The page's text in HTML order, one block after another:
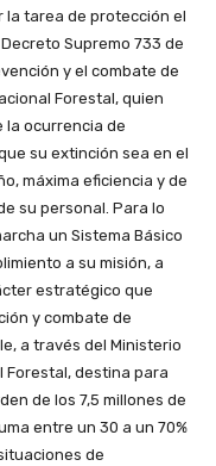
la tarea de protección el
Supremo 733 de
y el combate de
Forestal, quien
la ocurrencia de
su extinción sea en el
máxima eficiencia y de
su personal. Para lo
un Sistema Básico
a su misión, a
estratégico que
y combate de
a través del Ministerio
Forestal, destina para
de los 7,5 millones de
entre un 30 a un 70%
de